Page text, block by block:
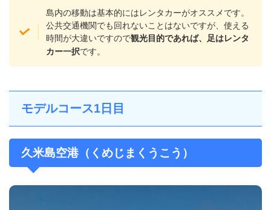
島内の移動は基本的にはレンタカーがオススメです。
公共交通機関でも回れないことはないですが、使える
時間が大違いですので観光目的であれば、足はレンタ
カー一択です。
モデルコース1日目
久米島空港（くめじまくうこう）